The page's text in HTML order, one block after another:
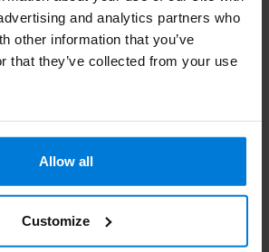
and analytics partners who
other information that you’ve
that they’ve collected from your use
Allow all
Customize